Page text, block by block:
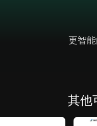
更智
其他